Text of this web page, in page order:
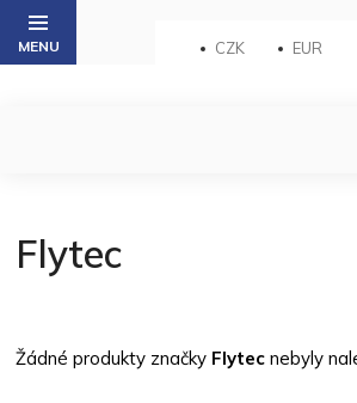
Přejít
obsah
CZK EUR
Flytec
Žádné produkty značky Flytec nebyly